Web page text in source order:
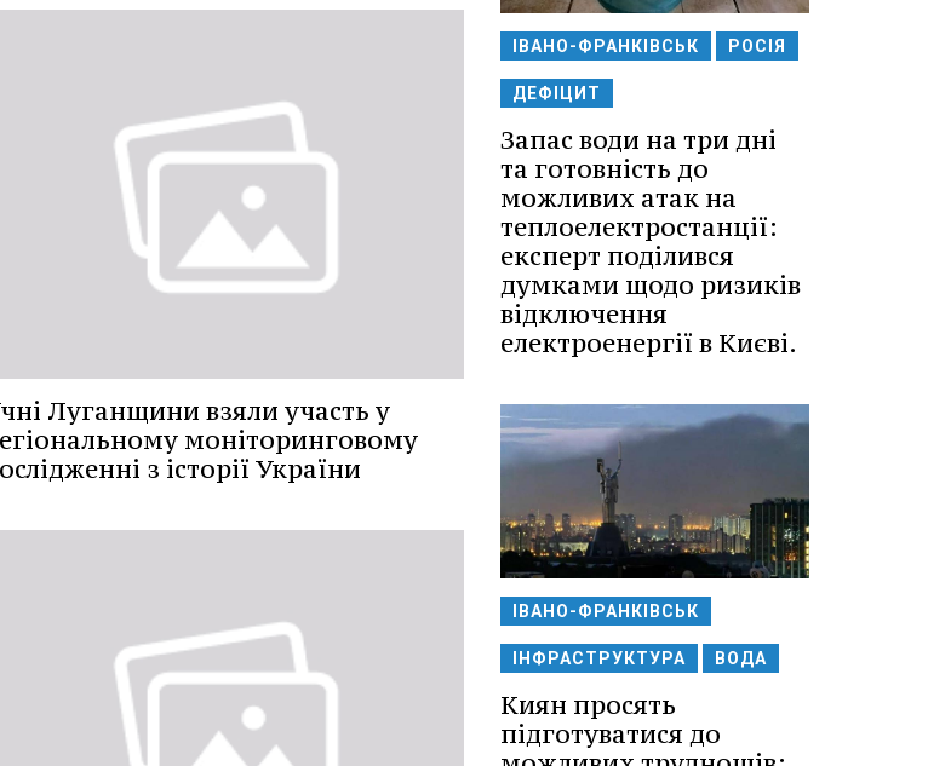
Луганщини взяли участь у
моніторинговому
з історії України
ІВАНО-ФРАНКІВСЬК РОСІЯ
ДЕФІЦИТ
Запас води на три дні
та готовність до
можливих атак на
теплоелектростанції:
експерт поділився
думками щодо ризиків
відключення
електроенергії в Києві.
ІВАНО-ФРАНКІВСЬК
ІНФРАСТРУКТУРА ВОДА
Киян просять
підготуватися до